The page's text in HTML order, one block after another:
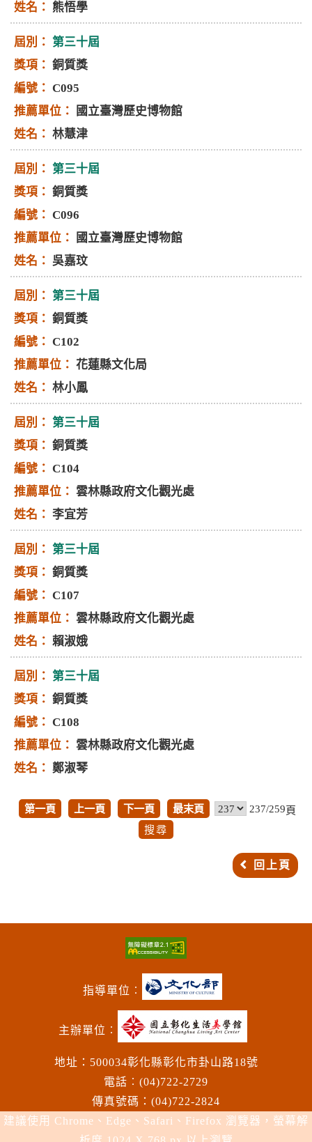
熊悟學
第三十屆
銅質獎
C095
國立臺灣歷史博物館
林慧津
第三十屆
銅質獎
C096
國立臺灣歷史博物館
吳嘉玟
第三十屆
銅質獎
C102
花蓮縣文化局
林小鳳
第三十屆
銅質獎
C104
雲林縣政府文化觀光處
李宜芳
第三十屆
銅質獎
C107
雲林縣政府文化觀光處
賴淑娥
第三十屆
銅質獎
C108
雲林縣政府文化觀光處
鄭淑琴
第一頁 上一頁 下一頁 最末頁 237/259頁
回上頁
指導單位︰
主辦單位︰
地址：500034彰化縣彰化市卦山路18號
電話︰(04)722-2729
傳真號碼：(04)722-2824
建議使用 Chrome、Edge、Safari、Firefox 瀏覽器，螢幕解